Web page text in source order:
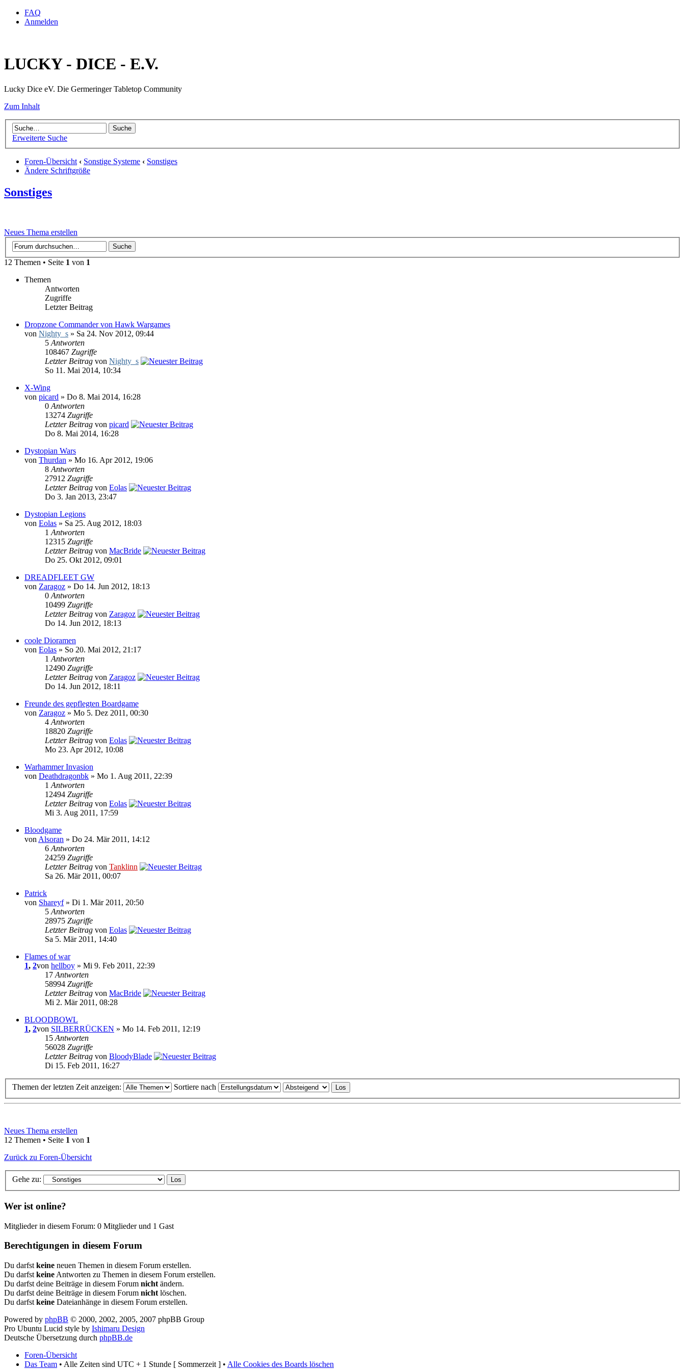
FAQ
Anmelden
LUCKY - DICE - E.V.
Lucky Dice eV. Die Germeringer Tabletop Community
Zum Inhalt
Erweiterte Suche
Foren-Übersicht ‹ Sonstige Systeme ‹ Sonstiges
Ändere Schriftgröße
Sonstiges
Neues Thema erstellen
12 Themen • Seite 1 von 1
Themen
Antworten
Zugriffe
Letzter Beitrag
Dropzone Commander von Hawk Wargames
von Nighty_s » Sa 24. Nov 2012, 09:44
5 Antworten
108467 Zugriffe
Letzter Beitrag von Nighty_s
So 11. Mai 2014, 10:34
X-Wing
von picard » Do 8. Mai 2014, 16:28
0 Antworten
13274 Zugriffe
Letzter Beitrag von picard
Do 8. Mai 2014, 16:28
Dystopian Wars
von Thurdan » Mo 16. Apr 2012, 19:06
8 Antworten
27912 Zugriffe
Letzter Beitrag von Eolas
Do 3. Jan 2013, 23:47
Dystopian Legions
von Eolas » Sa 25. Aug 2012, 18:03
1 Antworten
12315 Zugriffe
Letzter Beitrag von MacBride
Do 25. Okt 2012, 09:01
DREADFLEET GW
von Zaragoz » Do 14. Jun 2012, 18:13
0 Antworten
10499 Zugriffe
Letzter Beitrag von Zaragoz
Do 14. Jun 2012, 18:13
coole Dioramen
von Eolas » So 20. Mai 2012, 21:17
1 Antworten
12490 Zugriffe
Letzter Beitrag von Zaragoz
Do 14. Jun 2012, 18:11
Freunde des gepflegten Boardgame
von Zaragoz » Mo 5. Dez 2011, 00:30
4 Antworten
18820 Zugriffe
Letzter Beitrag von Eolas
Mo 23. Apr 2012, 10:08
Warhammer Invasion
von Deathdragonbk » Mo 1. Aug 2011, 22:39
1 Antworten
12494 Zugriffe
Letzter Beitrag von Eolas
Mi 3. Aug 2011, 17:59
Bloodgame
von Alsoran » Do 24. Mär 2011, 14:12
6 Antworten
24259 Zugriffe
Letzter Beitrag von Tanklinn
Sa 26. Mär 2011, 00:07
Patrick
von Shareyf» Di 1. Mär 2011, 20:50
5 Antworten
28975 Zugriffe
Letzter Beitrag von Eolas
Sa 5. Mär 2011, 14:40
Flames of war
1, 2von hellboy » Mi 9. Feb 2011, 22:39
17 Antworten
58994 Zugriffe
Letzter Beitrag von MacBride
Mi 2. Mär 2011, 08:28
BLOODBOWL
1, 2von SILBERRÜCKEN » Mo 14. Feb 2011, 12:19
15 Antworten
56028 Zugriffe
Letzter Beitrag von BloodyBlade
Di 15. Feb 2011, 16:27
Themen der letzten Zeit anzeigen: Sortiere nach
Neues Thema erstellen
12 Themen • Seite 1 von 1
Zurück zu Foren-Übersicht
Gehe zu:
Wer ist online?
Mitglieder in diesem Forum: 0 Mitglieder und 1 Gast
Berechtigungen in diesem Forum
Du darfst keine neuen Themen in diesem Forum erstellen.
Du darfst keine Antworten zu Themen in diesem Forum erstellen.
Du darfst deine Beiträge in diesem Forum nicht ändern.
Du darfst deine Beiträge in diesem Forum nicht löschen.
Du darfst keine Dateianhänge in diesem Forum erstellen.
Powered by phpBB © 2000, 2002, 2005, 2007 phpBB Group
Pro Ubuntu Lucid style by Ishimaru Design
Deutsche Übersetzung durch phpBB.de
Foren-Übersicht
Das Team • Alle Zeiten sind UTC + 1 Stunde [ Sommerzeit ] • Alle Cookies des Boards löschen